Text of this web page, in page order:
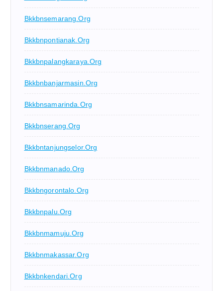
Bkkbnsemarang.org
Bkkbnpontianak.org
Bkkbnpalangkaraya.org
Bkkbnbanjarmasin.org
Bkkbnsamarinda.org
Bkkbnserang.org
Bkkbntanjungselor.org
Bkkbnmanado.org
Bkkbngorontalo.org
Bkkbnpalu.org
Bkkbnmamuju.org
Bkkbnmakassar.org
Bkkbnkendari.org